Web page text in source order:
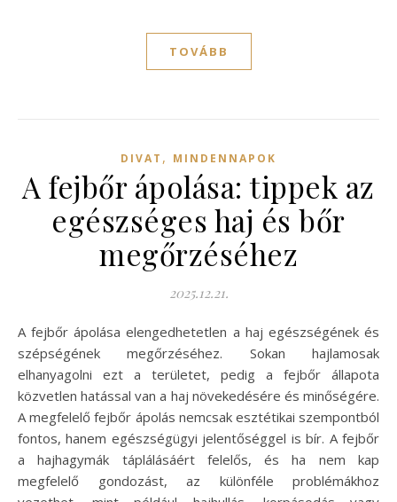
TOVÁBB
DIVAT , MINDENNAPOK
A fejbőr ápolása: tippek az
egészséges haj és bőr
megőrzéséhez
2025.12.21.
A fejbőr ápolása elengedhetetlen a haj egészségének és
szépségének megőrzéséhez. Sokan hajlamosak
elhanyagolni ezt a területet, pedig a fejbőr állapota
közvetlen hatással van a haj növekedésére és minőségére.
A megfelelő fejbőr ápolás nemcsak esztétikai szempontból
fontos, hanem egészségügyi jelentőséggel is bír. A fejbőr
a hajhagymák táplálásáért felelős, és ha nem kap
megfelelő gondozást, az különféle problémákhoz